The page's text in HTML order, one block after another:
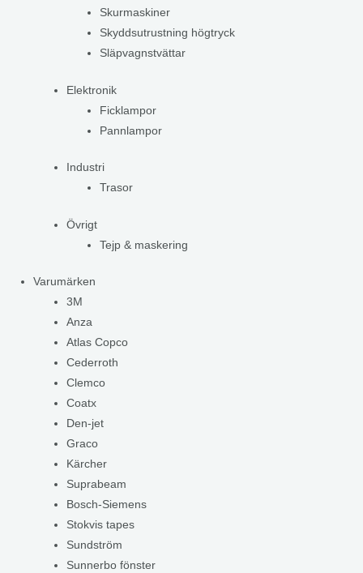
Skurmaskiner
Skyddsutrustning högtryck
Släpvagnstvättar
Elektronik
Ficklampor
Pannlampor
Industri
Trasor
Övrigt
Tejp & maskering
Varumärken
3M
Anza
Atlas Copco
Cederroth
Clemco
Coatx
Den-jet
Graco
Kärcher
Suprabeam
Bosch-Siemens
Stokvis tapes
Sundström
Sunnerbo fönster